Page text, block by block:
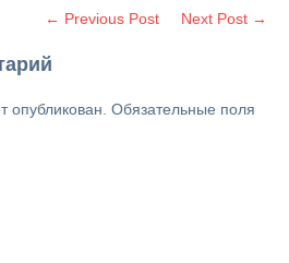
← Previous Post Next Post →
опубликован. Обязательные поля